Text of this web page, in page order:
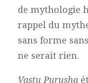
de mythologie
rappel du
sans forme
ne serait rien.
Vastu Purusha